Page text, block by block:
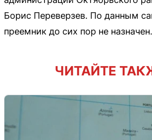
Борис Переверзев. По данным
преемник до сих пор не назначен.
ЧИТАЙТЕ